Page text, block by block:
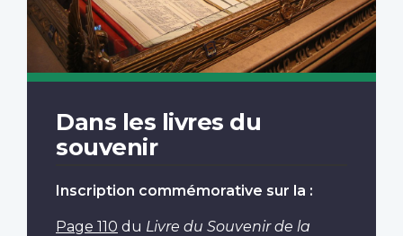
Dans les livres du
souvenir
Inscription commémorative sur la :
Page 110 du Livre du Souvenir de la